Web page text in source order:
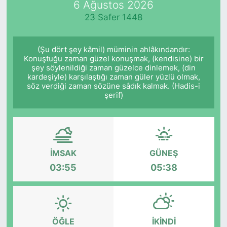
6 Ağustos 2026
23 Safer 1448
(Şu dört şey kâmil) müminin ahlâkındandır:
Konuştuğu zaman güzel konuşmak, (kendisine) bir
şey söylenildiği zaman güzelce dinlemek, (din
kardeşiyle) karşılaştığı zaman güler yüzlü olmak,
söz verdiği zaman sözüne sâdık kalmak. (Hadis-i
şerif)
İMSAK
03:55
GÜNEŞ
05:38
ÖĞLE İKINDI
KÖŞE YAZILARI
KÖŞE YAZILARI (Arşiv)
KÜLTÜR SANAT
SAĞLIK
SARIYER HABERLERİ
SARIYER İMAR BARIŞI
SEKTÖR